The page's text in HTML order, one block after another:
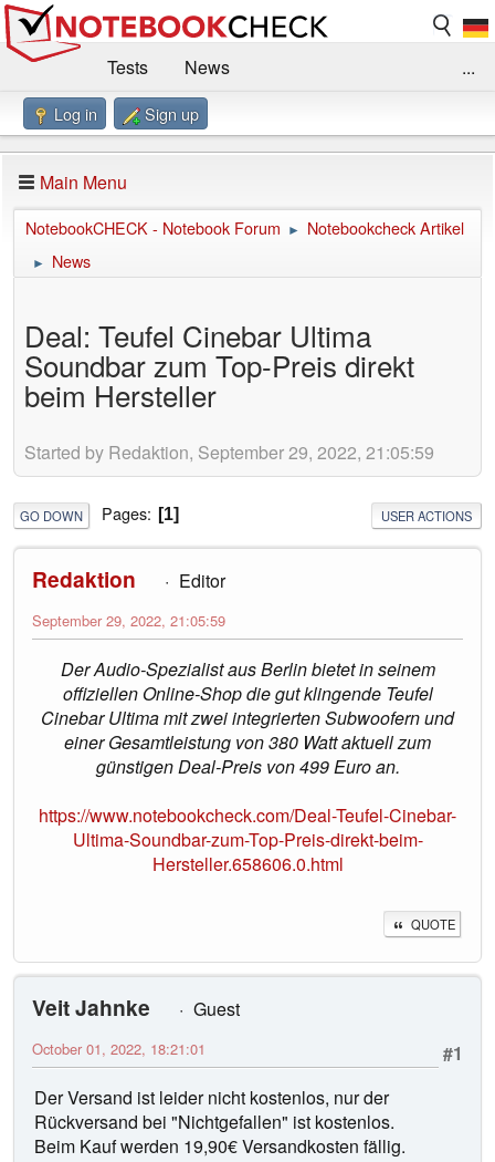
Tests
News
Benchmarks / Technik
Forum
Impressum
...
Log in Sign up
Main Menu
NotebookCHECK - Notebook Forum ► Notebookcheck Artikel
► News
Deal: Teufel Cinebar Ultima
Soundbar zum Top-Preis direkt
beim Hersteller
Started by Redaktion, September 29, 2022, 21:05:59
GO DOWN Pages 1 USER ACTIONS
Redaktion Editor
September 29, 2022, 21:05:59
Der Audio-Spezialist aus Berlin bietet in seinem
offiziellen Online-Shop die gut klingende Teufel
Cinebar Ultima mit zwei integrierten Subwoofern und
einer Gesamtleistung von 380 Watt aktuell zum
günstigen Deal-Preis von 499 Euro an.
https://www.notebookcheck.com/Deal-Teufel-Cinebar-
Ultima-Soundbar-zum-Top-Preis-direkt-beim-
Hersteller.658606.0.html
QUOTE
Veit Jahnke
Guest
#1
October 01, 2022, 18:21:01
Der Versand ist leider nicht kostenlos, nur der
Rückversand bei "Nichtgefallen" ist kostenlos.
Beim Kauf werden 19,90€ Versandkosten fällig.